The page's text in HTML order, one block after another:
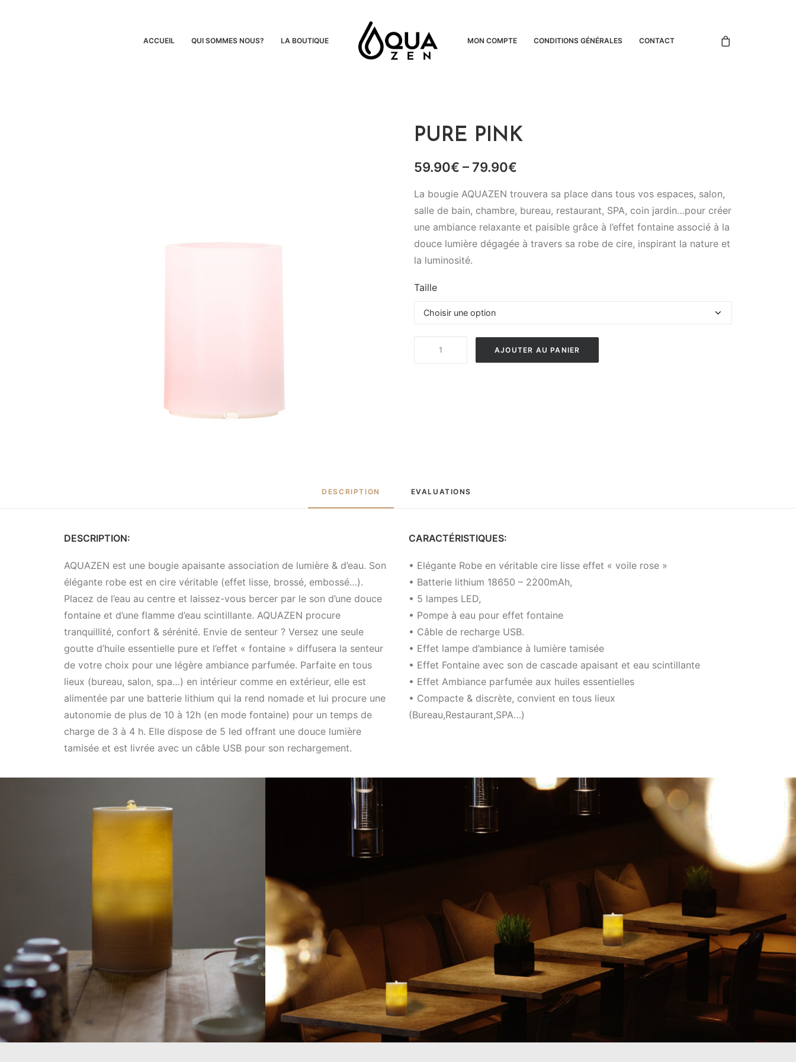
ACCUEIL QUI SOMMES NOUS? LA BOUTIQUE MON COMPTE CONDITIONS GÉNÉRALES CONTACT
PURE PINK
59.90€ – 79.90€
La bougie AQUAZEN trouvera sa place dans tous vos espaces, salon,
salle de bain, chambre, bureau, restaurant, SPA, coin jardin…pour créer
une ambiance relaxante et paisible grâce à l’effet fontaine associé à la
douce lumière dégagée à travers sa robe de cire, inspirant la nature et
la luminosité.
Taille
quantité
AJOUTER AU PANIER
DESCRIPTION EVALUATIONS
DESCRIPTION:
AQUAZEN est une bougie apaisante association de lumière & d’eau. Son
élégante robe est en cire véritable (effet lisse, brossé, embossé…).
Placez de l’eau au centre et laissez-vous bercer par le son d’une douce
fontaine et d’une flamme d’eau scintillante. AQUAZEN procure
tranquillité, confort & sérénité. Envie de senteur ? Versez une seule
goutte d’huile essentielle pure et l’effet « fontaine » diffusera la senteur
de votre choix pour une légère ambiance parfumée. Parfaite en tous
lieux (bureau, salon, spa…) en intérieur comme en extérieur, elle est
alimentée par une batterie lithium qui la rend nomade et lui procure une
autonomie de plus de 10 à 12h (en mode fontaine) pour un temps de
charge de 3 à 4 h. Elle dispose de 5 led offrant une douce lumière
tamisée et est livrée avec un câble USB pour son rechargement.
CARACTÉRISTIQUES:
• Elégante Robe en véritable cire lisse effet « voile rose »
• Batterie lithium 18650 – 2200mAh,
• 5 lampes LED,
• Pompe à eau pour effet fontaine
• Câble de recharge USB.
• Effet lampe d’ambiance à lumière tamisée
• Effet Fontaine avec son de cascade apaisant et eau scintillante
• Effet Ambiance parfumée aux huiles essentielles
• Compacte & discrète, convient en tous lieux
(Bureau,Restaurant,SPA…)